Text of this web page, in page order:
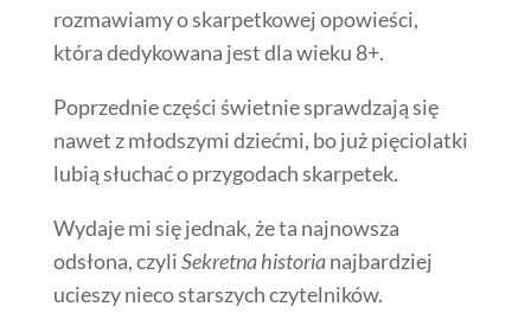
rozmawiamy o skarpetkowej opowieści,
która dedykowana jest dla wieku 8+.
Poprzednie części świetnie sprawdzają się
nawet z młodszymi dziećmi, bo już pięciolatki
lubią słuchać o przygodach skarpetek.
Wydaje mi się jednak, że ta najnowsza
odsłona, czyliSekretna historianajbardziej
ucieszy nieco starszych czytelników.